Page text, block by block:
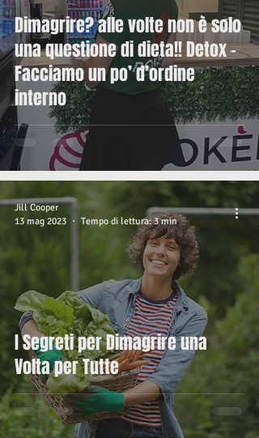
Dimagrire? alle volte non è solo
una questione di dieta!! Detox -
Facciamo un po’ d’ordine
interno
I Segreti per Dimagrire una
Volta per Tutte
Jill Cooper
13 mag 2023
Tempo di lettura: 3 min